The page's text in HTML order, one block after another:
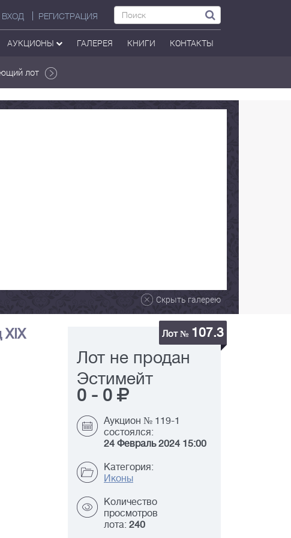
ВХОД РЕГИСТРАЦИЯ
АУКЦИОНЫ ГАЛЕРЕЯ КНИГИ КОНТАКТЫ
лот
Скрыть галерею
XIX Лот № 107.3
Лот не продан
Эстимейт
0 - 0
Аукцион № 119-1
состоялся:
24 Февраль 2024 15:00
Категория:
Иконы
Количество
просмотров
лота: 240